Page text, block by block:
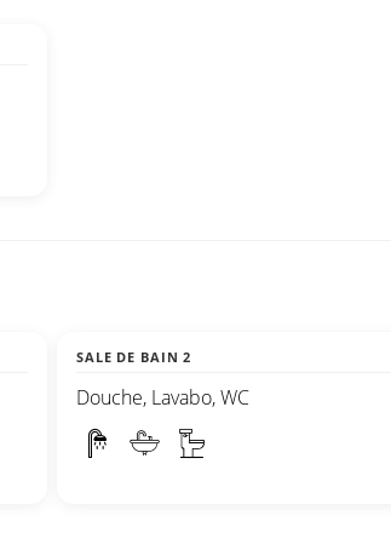
SALE DE BAIN 2
Douche, Lavabo, WC